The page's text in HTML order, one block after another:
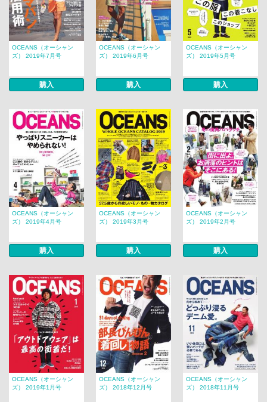
OCEANS（オーシャン
ズ） 2019年7月号
購入
OCEANS（オーシャン
ズ） 2019年6月号
購入
OCEANS（オーシャン
ズ） 2019年5月号
購入
OCEANS（オーシャン
ズ） 2019年4月号
購入
OCEANS（オーシャン
ズ） 2019年3月号
購入
OCEANS（オーシャン
ズ） 2019年2月号
購入
OCEANS（オーシャン
ズ） 2019年1月号
OCEANS（オーシャン
ズ） 2018年12月号
OCEANS（オーシャン
ズ） 2018年11月号